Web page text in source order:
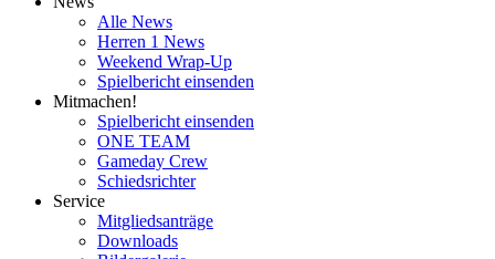
Alle News
Herren 1 News
Weekend Wrap-Up
Spielbericht einsenden
Mitmachen!
Spielbericht einsenden
ONE TEAM
Gameday Crew
Schiedsrichter
Service
Mitgliedsanträge
Downloads